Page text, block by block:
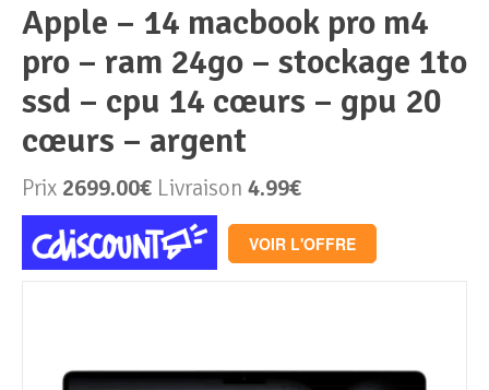
PC de bureau
Mini PC
PC Tout-en-un
Alimentation PC
Boitier PC
Carte graphique
Périphériques & Réseaux
Clavier & Souris
Ecran PC
apple – 14 macbook pro m4
pro – ram 24go – stockage 1to
ssd – cpu 14 cœurs – gpu 20
cœurs – argent
Prix 2699.00€ Livraison 4.99€
VOIR L'OFFRE